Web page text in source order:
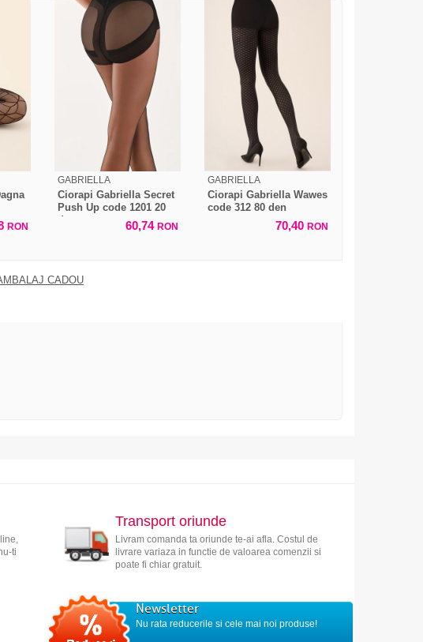
RON
GABRIELLA
Ciorapi Gabriella Secret
Push Up code 1201 20
den
60,74 RON
GABRIELLA
Ciorapi Gabriella Wawes
code 312 80 den
70,40 RON
CADOU
ti
Transport oriunde
Livram comanda ta oriunde te-ai afla. Costul de
livrare variaza in functie de valoarea comenzii si
poate fi chiar gratuit.
Newsletter
Nu rata reducerile si cele mai noi produse!